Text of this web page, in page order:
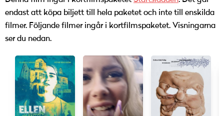
endast att köpa biljett till hela paketet och inte till enskilda
filmer. Följande filmer ingår i kortfilmspaketet. Visningarna
ser du nedan.